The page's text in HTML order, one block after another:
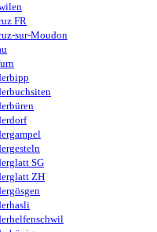
FR
sur-Moudon
SG
ZH